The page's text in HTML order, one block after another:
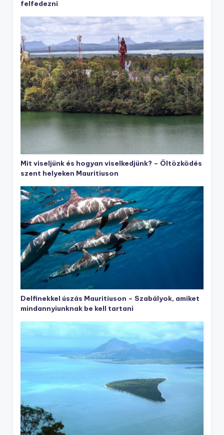
felfedezni
Mit viseljünk és hogyan viselkedjünk? – Öltözködés
szent helyeken Mauritiuson
Delfinekkel úszás Mauritiuson – Szabályok, amiket
mindannyiunknak be kell tartani